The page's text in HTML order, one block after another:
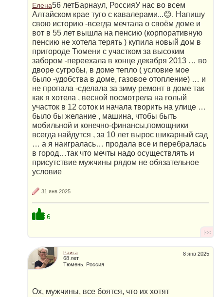
Елена56 летБарнаул, РоссияУ нас во всем
Алтайском крае туго с кавалерами...😊. Напишу
свою историю -всегда мечтала о своём доме и
вот в 55 лет вышла на пенсию (корпоративную
пенсию не хотела терять ) купила новый дом в
пригороде Тюмени с участком за высоким
забором -переехала в конце декабря 2013 … во
дворе сугробы, в доме тепло ( условие мое
было -удобства в доме, газовое отопление) … и
не пропала -сделала за зиму ремонт в доме так
как я хотела , весной посмотрела на голый
участок в 12 соток и начала творить на улице …
было бы желание , машина, чтобы быть
мобильной и конечно-финансы,помощники
всегда найдутся , за 10 лет вырос шикарный сад
… а я наигралась… продала все и перебралась
в город…так что мечты надо осуществлять и
присутствие мужчины рядом не обязательное
условие
31 янв 2025
6
|<<
8 янв 2025
Раиса
68 лет
Тюмень, Россия
Ох, мужчины, все боятся, что их хотят